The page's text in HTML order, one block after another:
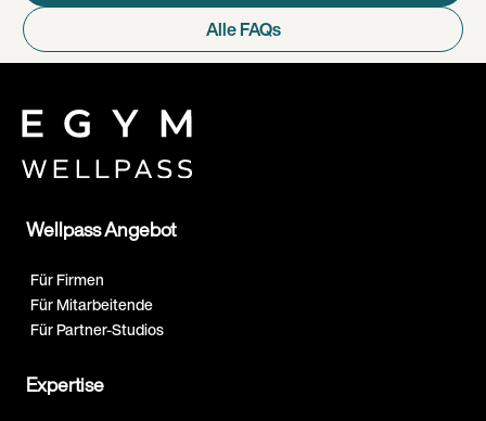
Alle FAQs
Wellpass Angebot
Für Firmen
Für Mitarbeitende
Für Partner-Studios
Expertise